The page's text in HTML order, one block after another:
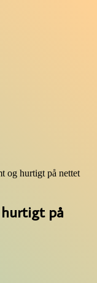
og hurtigt på nettet
hurtigt på